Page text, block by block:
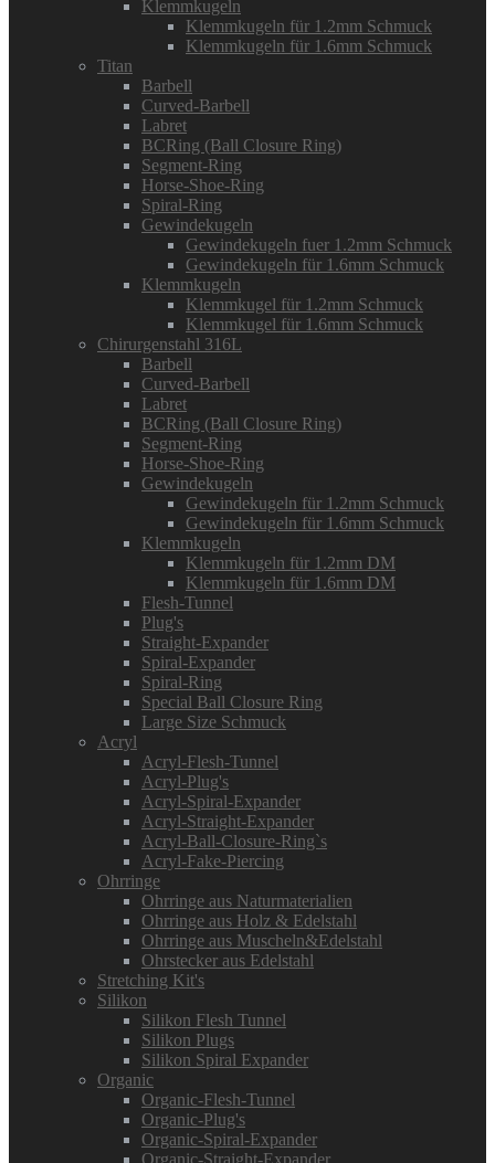
Klemmkugeln
Klemmkugeln für 1.2mm Schmuck
Klemmkugeln für 1.6mm Schmuck
Titan
Barbell
Curved-Barbell
Labret
BCRing (Ball Closure Ring)
Segment-Ring
Horse-Shoe-Ring
Spiral-Ring
Gewindekugeln
Gewindekugeln fuer 1.2mm Schmuck
Gewindekugeln für 1.6mm Schmuck
Klemmkugeln
Klemmkugel für 1.2mm Schmuck
Klemmkugel für 1.6mm Schmuck
Chirurgenstahl 316L
Barbell
Curved-Barbell
Labret
BCRing (Ball Closure Ring)
Segment-Ring
Horse-Shoe-Ring
Gewindekugeln
Gewindekugeln für 1.2mm Schmuck
Gewindekugeln für 1.6mm Schmuck
Klemmkugeln
Klemmkugeln für 1.2mm DM
Klemmkugeln für 1.6mm DM
Flesh-Tunnel
Plug's
Straight-Expander
Spiral-Expander
Spiral-Ring
Special Ball Closure Ring
Large Size Schmuck
Acryl
Acryl-Flesh-Tunnel
Acryl-Plug's
Acryl-Spiral-Expander
Acryl-Straight-Expander
Acryl-Ball-Closure-Ring`s
Acryl-Fake-Piercing
Ohrringe
Ohrringe aus Naturmaterialien
Ohrringe aus Holz & Edelstahl
Ohrringe aus Muscheln&Edelstahl
Ohrstecker aus Edelstahl
Stretching Kit's
Silikon
Silikon Flesh Tunnel
Silikon Plugs
Silikon Spiral Expander
Organic
Organic-Flesh-Tunnel
Organic-Plug's
Organic-Spiral-Expander
Organic-Straight-Expander